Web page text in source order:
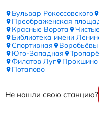
Бульвар Рокоссовского
Преображенская
Красные Ворота
Библиотека имени
Спортивная
Юго-Западная
Филатов Луг
Прокшино
Потапово
Не нашли свою станцию?